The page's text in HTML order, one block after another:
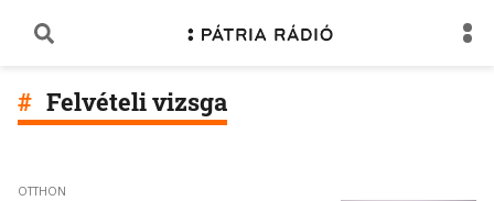
Felvételi vizsga
OTTHON